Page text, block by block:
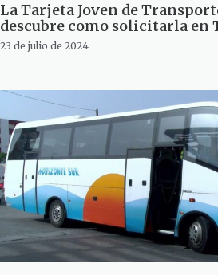
La Tarjeta Joven de
descubre como solicitarla en
23 de julio de 2024